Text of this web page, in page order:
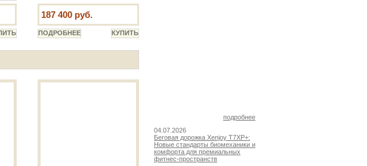
187 400 руб.
подробнее
04.07.2026
Беговая дорожка Xenjoy T7XP+:
Новые стандарты биомеханики и
комфорта для премиальных
фитнес-пространств